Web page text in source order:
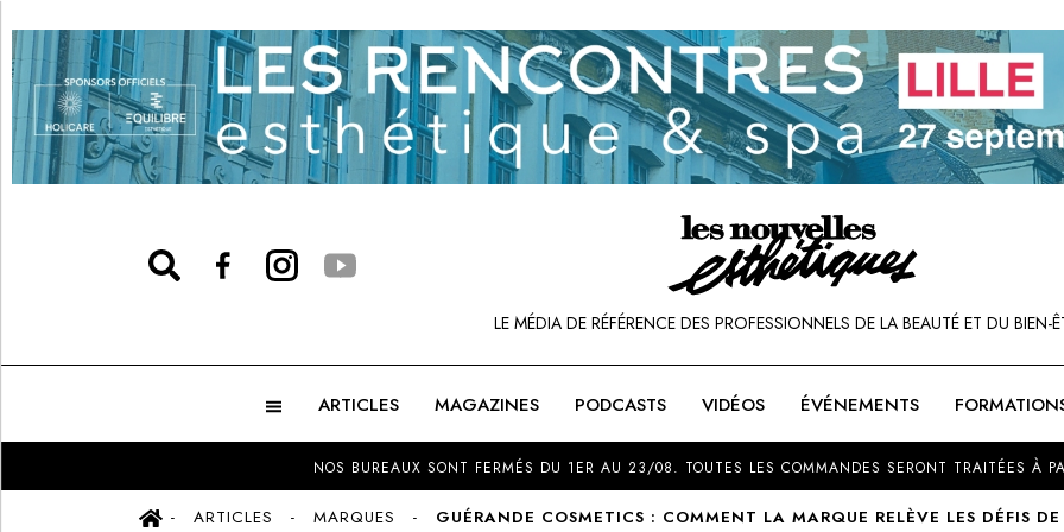
LE MÉDIA DE RÉFÉRENCE DES PROFESSIONNELS DE LA BEAUTÉ ET DU BIEN-
ARTICLES MAGAZINES PODCASTS VIDÉOS ÉVÉNEMENTS
NOS BUREAUX SONT FERMÉS DU 1ER AU 23/08. TOUTES LES COMMANDES SERONT TRAITÉES À
ARTICLES MARQUES GUÉRANDE COSMETICS : COMMENT LA MARQUE RELÈVE LES DÉFIS